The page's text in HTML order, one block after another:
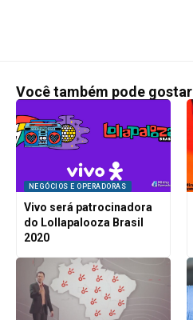
Você também pode gostar
NEGÓCIOS E OPERADORAS
Vivo será patrocinadora
do Lollapalooza Brasil
2020